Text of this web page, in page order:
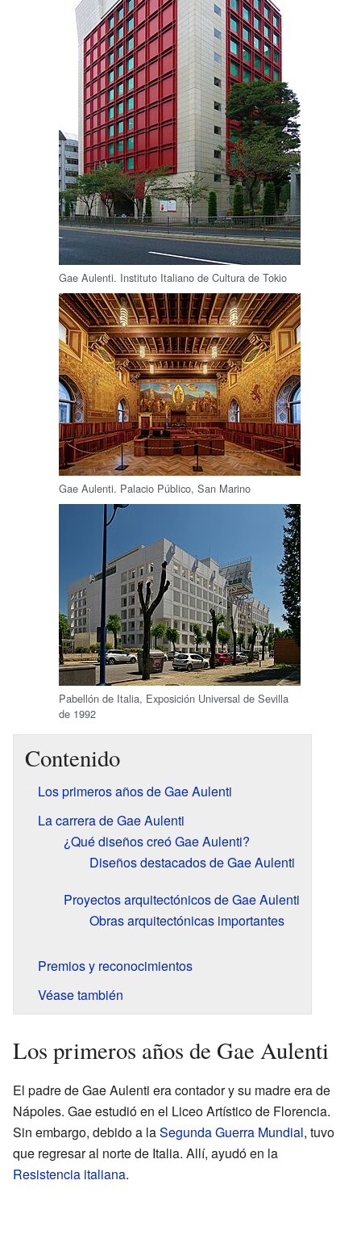
Gae Aulenti. Instituto Italiano de Cultura de Tokio
Gae Aulenti. Palacio Público, San Marino
Pabellón de Italia, Exposición Universal de Sevilla
de 1992
Contenido
Los primeros años de Gae Aulenti
La carrera de Gae Aulenti
¿Qué diseños creó Gae Aulenti?
Diseños destacados de Gae Aulenti
Proyectos arquitectónicos de Gae Aulenti
Obras arquitectónicas importantes
Premios y reconocimientos
Véase también
Los primeros años de Gae Aulenti
El padre de Gae Aulenti era contador y su madre era de
Nápoles. Gae estudió en el Liceo Artístico de Florencia.
Sin embargo, debido a laSegunda Guerra Mundial, tuvo
que regresar al norte de Italia. Allí, ayudó en la
Resistencia italiana.